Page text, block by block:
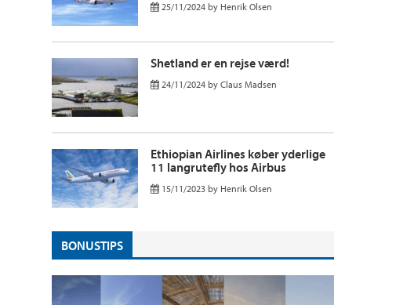
25/11/2024 by Henrik Olsen
Shetland er en rejse værd!
24/11/2024 by Claus Madsen
Ethiopian Airlines køber yderlige
11 langrutefly hos Airbus
15/11/2023 by Henrik Olsen
BONUSTIPS